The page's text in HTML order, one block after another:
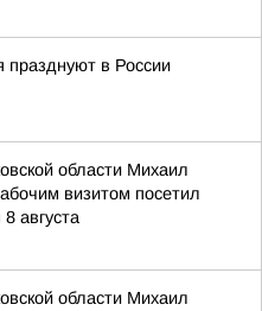
празднуют в России
области Михаил
визитом посетил
августа
области Михаил